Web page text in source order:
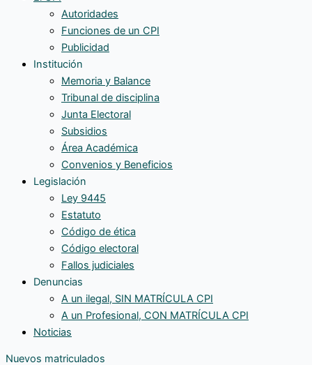
Autoridades
Funciones de un CPI
Publicidad
Institución
Memoria y Balance
Tribunal de disciplina
Junta Electoral
Subsidios
Área Académica
Convenios y Beneficios
Legislación
Ley 9445
Estatuto
Código de ética
Código electoral
Fallos judiciales
Denuncias
A un ilegal, SIN MATRÍCULA CPI
A un Profesional, CON MATRÍCULA CPI
Noticias
Nuevos matriculados